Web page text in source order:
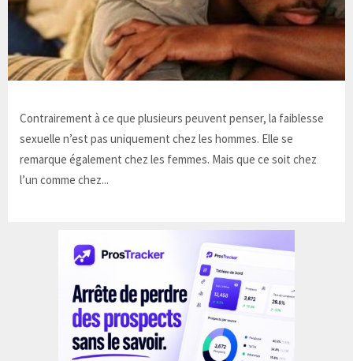
Contrairement à ce que plusieurs peuvent penser, la faiblesse
sexuelle n’est pas uniquement chez les hommes. Elle se
remarque également chez les femmes. Mais que ce soit chez
l’un comme chez...